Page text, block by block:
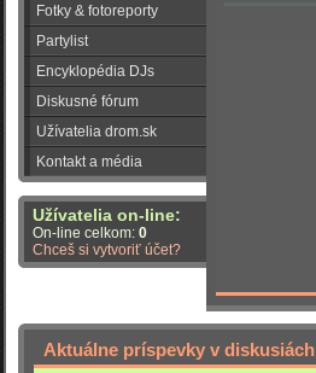
Fotky & fotoreporty
Partylist
Encyklopédia DJs
Diskusné fórum
Užívatelia drom.sk
Kontakt a média
Užívatelia on-line:
On-line celkom: 0
Chceš si vytvoriť účet?
Aktuálne príspevky v diskusiách